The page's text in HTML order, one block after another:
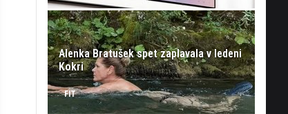
Alenka Bratušek spet zaplavala v ledeni
Kokri
FIT